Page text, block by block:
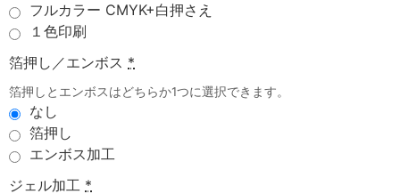
フルカラー CMYK+白押さえ
１色印刷
箔押し／エンボス *
箔押しとエンボスはどちらか1つに選択できます。
なし
箔押し
エンボス加工
ジェル加工 *